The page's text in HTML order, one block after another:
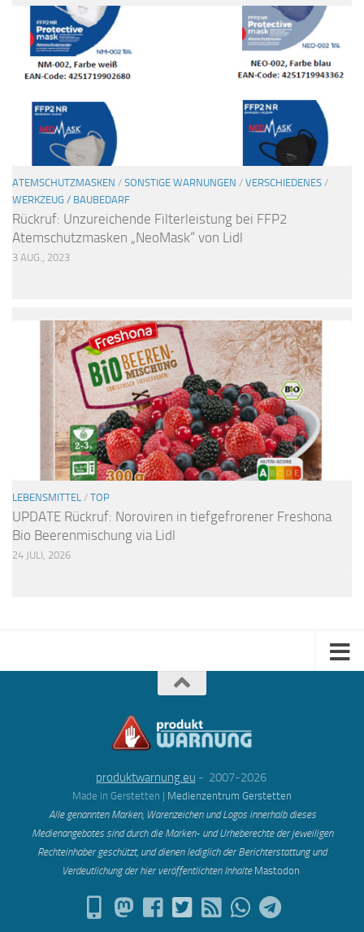
ATEMSCHUTZMASKEN / SONSTIGE WARNUNGEN / VERSCHIEDENES /
WERKZEUG / BAUBEDARF
Rückruf: Unzureichende Filterleistung bei FFP2
Atemschutzmasken „NeoMask“ von Lidl
3 AUG., 2023
LEBENSMITTEL / TOP
UPDATE Rückruf: Noroviren in tiefgefrorener Freshona
Bio Beerenmischung via Lidl
24 JULI, 2026
produktwarnung.eu - 2007-2026
Made in Gerstetten | Medienzentrum Gerstetten
Alle genannten Marken, Warenzeichen und Logos innerhalb dieses
Medienangebotes sind durch die Marken- und Urheberechte der jeweiligen
Rechteinhaber geschützt, und dienen lediglich der Berichterstattung und
Verdeutlichung der hier veröffentlichten Inhalte Mastodon